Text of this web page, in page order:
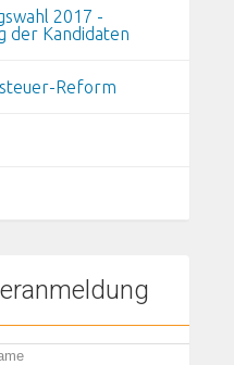
2017 -
der Kandidaten
Reform